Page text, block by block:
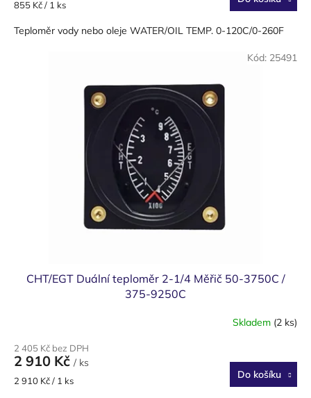
Měrná
855 Kč / 1 ks
Teploměr vody nebo oleje WATER/OIL TEMP. 0-120C/0-260F
CHT/EGT Duální teploměr 2-1/4 Měřič 50-3750C /
375-9250C
Skladem (2 ks)
2 405 Kč bez DPH
2 910 Kč / ks
Měrná
2 910 Kč / 1 ks Do košíku
Kód: 25491